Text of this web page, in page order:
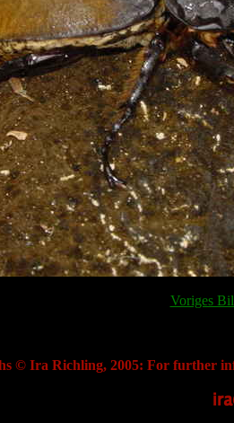
Voriges
© Ira Richling, 2005: For further